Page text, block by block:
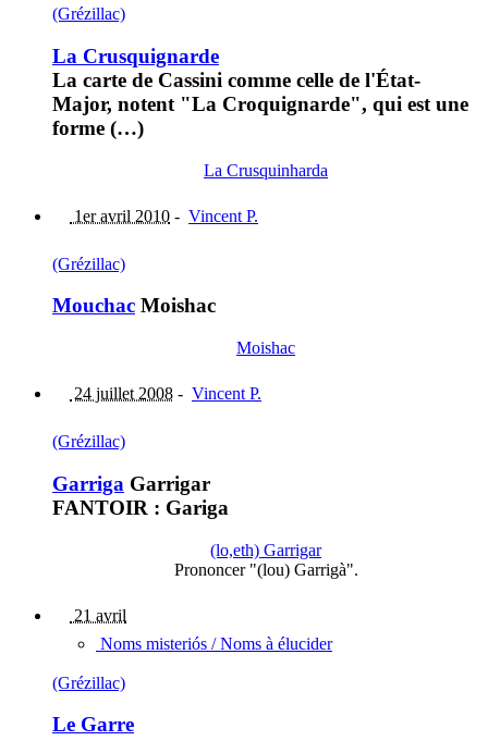
(Grézillac)
La Crusquignarde
La carte de Cassini comme celle de l'État-
Major, notent "La Croquignarde", qui est une
forme (…)
La Crusquinharda
1er avril 2010 - Vincent P.
(Grézillac)
Mouchac Moishac
Moishac
24 juillet 2008 - Vincent P.
(Grézillac)
Garriga Garrigar
FANTOIR : Gariga
(lo,eth) Garrigar
Prononcer "(lou) Garrigà".
21 avril
Noms misteriós / Noms à élucider
(Grézillac)
Le Garre